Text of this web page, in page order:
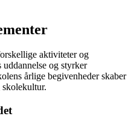
aktiviteter og
uddannelse og styrker
årlige begivenheder skaber